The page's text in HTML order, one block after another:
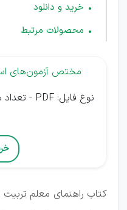
خرید و دانلود
محصولات مرتبط
مختص آزمون‌های
کتاب راهنمای معلم